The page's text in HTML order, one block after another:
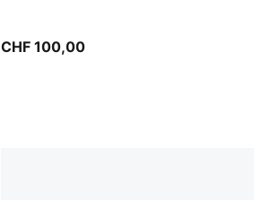
CHF 100,00